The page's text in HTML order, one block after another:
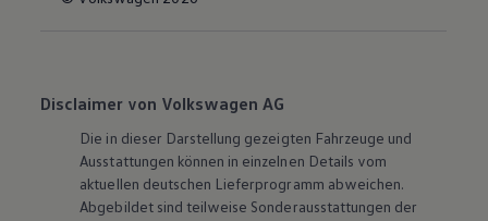
Disclaimer von Volkswagen AG
Die in dieser Darstellung gezeigten Fahrzeuge und
Ausstattungen können in einzelnen Details vom
aktuellen deutschen Lieferprogramm abweichen.
Abgebildet sind teilweise Sonderausstattungen der